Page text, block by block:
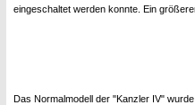
eingeschaltet werden konnte. Ein
Das Normalmodell der "Kanzler IV"